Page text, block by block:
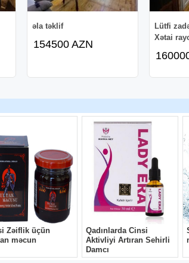
əla təklif
154500 AZN
Lütfi
Xətai